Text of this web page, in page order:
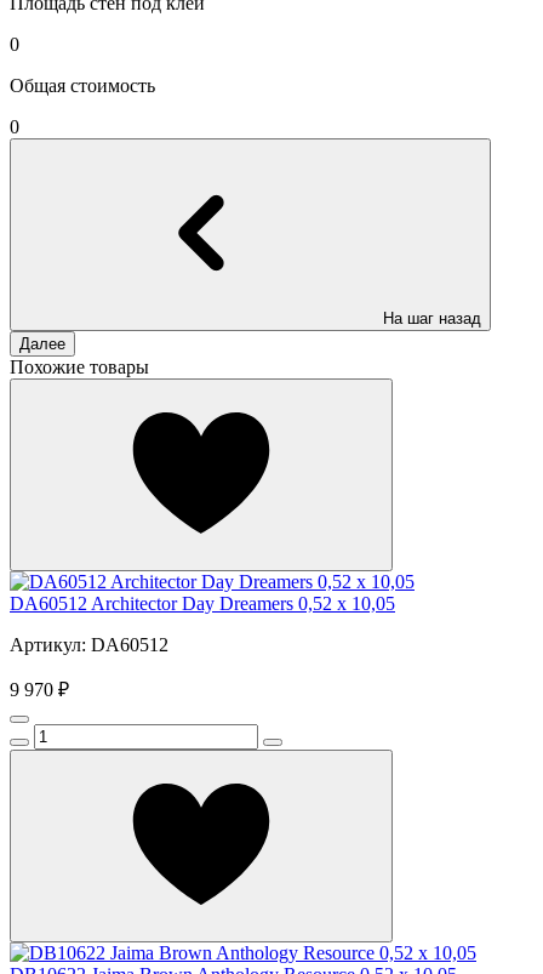
0
Общая стоимость
0
На шаг назад
Далее
Похожие товары
DA60512 Architector Day Dreamers 0,52 x 10,05
Артикул: DA60512
9 970 ₽